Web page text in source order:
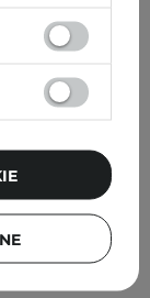
z 2%
OUTLET
KOSZYKA